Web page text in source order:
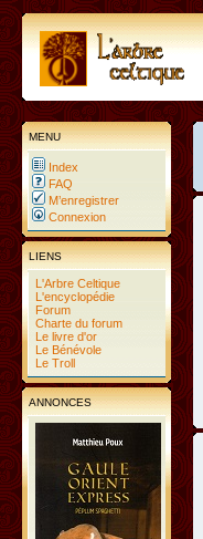
MENU
Index
FAQ
M’enregistrer
Connexion
LIENS
L'Arbre Celtique
L'encyclopédie
Forum
Charte du forum
Le livre d'or
Le Bénévole
Le Troll
ANNONCES